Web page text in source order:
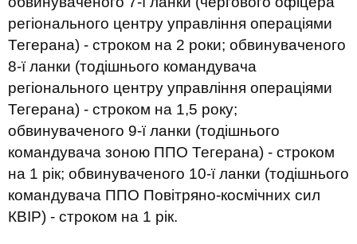
регіонального центру управління операціями
Тегерана) - строком на 2 роки; обвинуваченого
8-ї ланки (тодішнього командувача
регіонального центру управління операціями
Тегерана) - строком на 1,5 року;
обвинуваченого 9-ї ланки (тодішнього
командувача зоною ППО Тегерана) - строком
на 1 рік; обвинуваченого 10-ї ланки (тодішнього
командувача ППО Повітряно-космічних сил
КВІР) - строком на 1 рік.